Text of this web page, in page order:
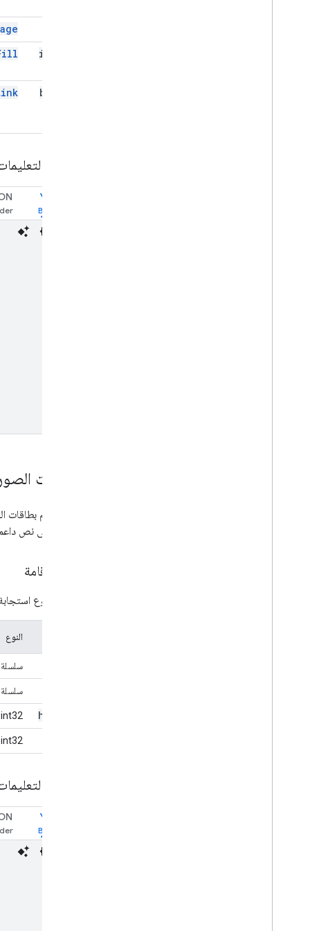
image
button
نموذج
YAML
بطاقات الصور
تم تصميم بطاقات
الحاجة إلى نص
أماكن إقامة
يتضمّن نوع
النوع
سلسلة
سلسلة
height
int32
int32
نموذج
YAML